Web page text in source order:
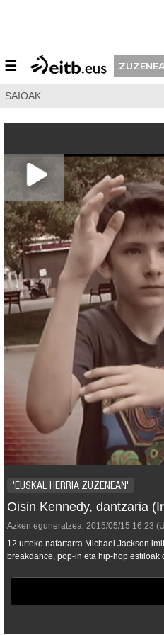
☰
SAIOAK
'EUSKAL HERRIA ZUZENEAN'
Oisin Kennedy, dantzaria
Azken eguneratzea: 2015/05/15 16:23
12 urteko nafartarra Michael Jackson
breakdance, pop-in eta hip-hop estiloak